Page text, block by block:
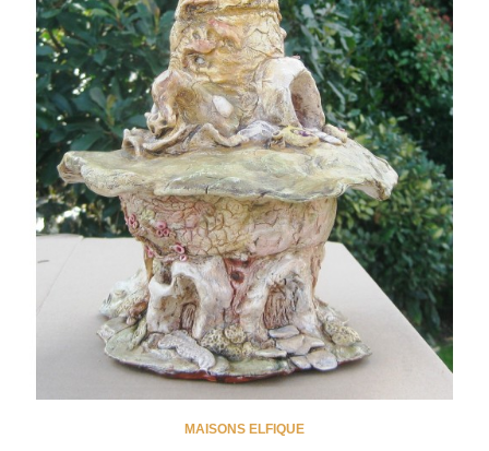
MAISONS ELFIQUE